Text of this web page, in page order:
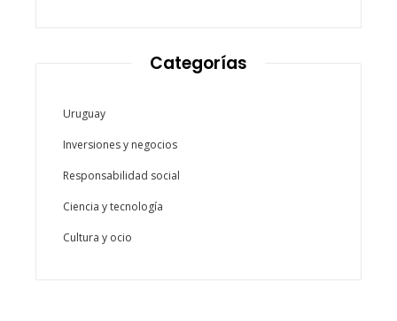
Categorías
Uruguay
Inversiones y negocios
Responsabilidad social
Ciencia y tecnología
Cultura y ocio